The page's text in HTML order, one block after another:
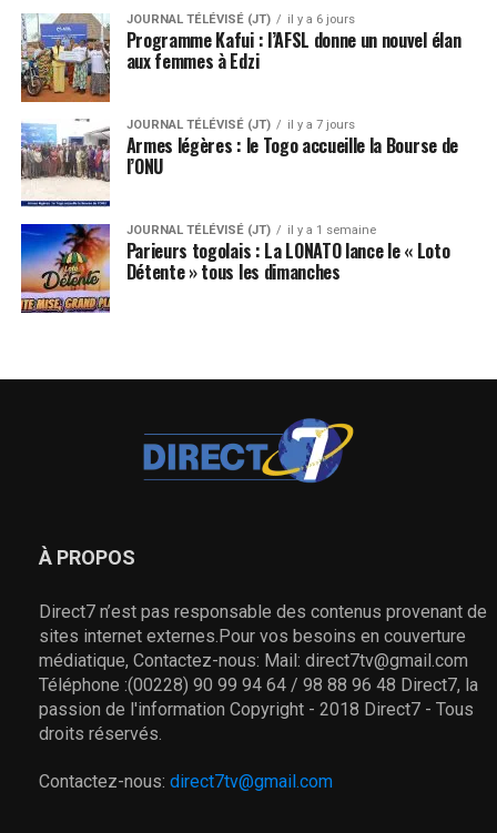
JOURNAL TÉLÉVISÉ (JT) il y a 6 jours
Programme Kafui : l’AFSL donne un nouvel élan
aux femmes à Edzi
JOURNAL TÉLÉVISÉ (JT) il y a 7 jours
Armes légères : le Togo accueille la Bourse de
l’ONU
JOURNAL TÉLÉVISÉ (JT) il y a 1 semaine
Parieurs togolais : La LONATO lance le « Loto
Détente » tous les dimanches
À PROPOS
Direct7 n’est pas responsable des contenus provenant de
sites internet externes.Pour vos besoins en couverture
médiatique, Contactez-nous: Mail: direct7tv@gmail.com
Téléphone :(00228) 90 99 94 64 / 98 88 96 48 Direct7, la
passion de l'information Copyright - 2018 Direct7 - Tous
droits réservés.
Contactez-nous: direct7tv@gmail.com